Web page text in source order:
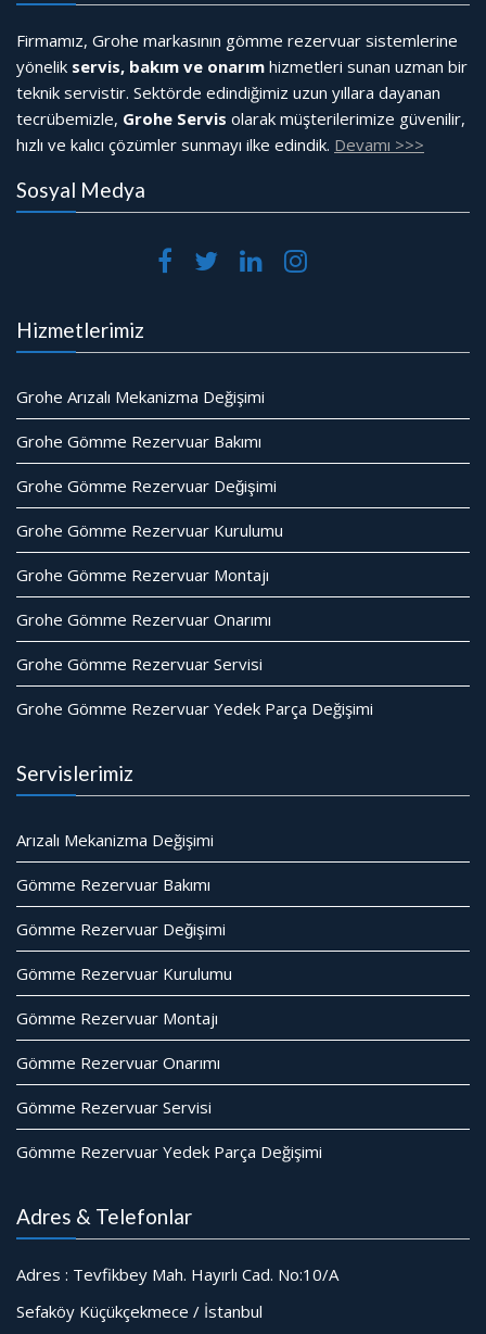
Firmamız, Grohe markasının gömme rezervuar sistemlerine
yönelik servis, bakım ve onarım hizmetleri sunan uzman bir
teknik servistir. Sektörde edindiğimiz uzun yıllara dayanan
tecrübemizle, Grohe Servis olarak müşterilerimize güvenilir,
hızlı ve kalıcı çözümler sunmayı ilke edindik. Devamı >>>
Sosyal Medya
Hizmetlerimiz
Grohe Arızalı Mekanizma Değişimi
Grohe Gömme Rezervuar Bakımı
Grohe Gömme Rezervuar Değişimi
Grohe Gömme Rezervuar Kurulumu
Grohe Gömme Rezervuar Montajı
Grohe Gömme Rezervuar Onarımı
Grohe Gömme Rezervuar Servisi
Grohe Gömme Rezervuar Yedek Parça Değişimi
Servislerimiz
Arızalı Mekanizma Değişimi
Gömme Rezervuar Bakımı
Gömme Rezervuar Değişimi
Gömme Rezervuar Kurulumu
Gömme Rezervuar Montajı
Gömme Rezervuar Onarımı
Gömme Rezervuar Servisi
Gömme Rezervuar Yedek Parça Değişimi
Adres & Telefonlar
Adres : Tevfikbey Mah. Hayırlı Cad. No:10/A
Sefaköy Küçükçekmece / İstanbul